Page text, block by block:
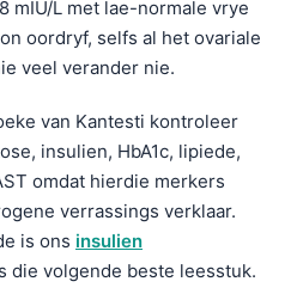
mIU/L met lae-normale vrye
oordryf, selfs al het ovariale
veel verander nie.
van Kantesti kontroleer
insulien, HbA1c, lipiede,
omdat hierdie merkers
verrassings verklaar.
is ons insulien
die volgende beste leesstuk.